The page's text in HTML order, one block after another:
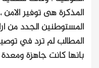
المذكرة هى توفير
المستوطنين الجدد من
المطالب لم ترد في
بانها كانت جاهزة